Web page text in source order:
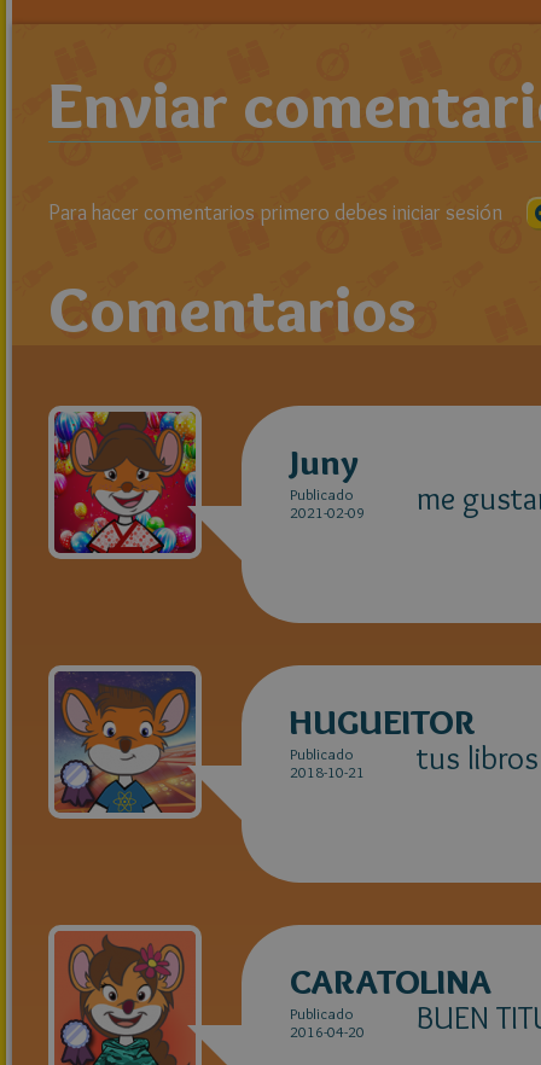
Enviar
Para hacer comentarios primero debes iniciar sesión
Comentarios
Juny
Publicado
2021-02-09
me
HUGUEITOR
Publicado
2018-10-21
tus
CARATOLINA
Publicado
2016-04-20
BUEN